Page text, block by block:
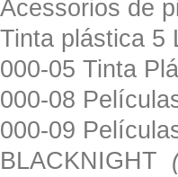
Acessorios de
Tinta plástica 5
000-05 Tinta
000-08
000-09
BLACKNIGHT